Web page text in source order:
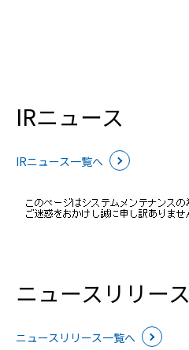
IRニュース
IRニュース一覧へ
ニュースリリース
ニュースリリース一覧へ